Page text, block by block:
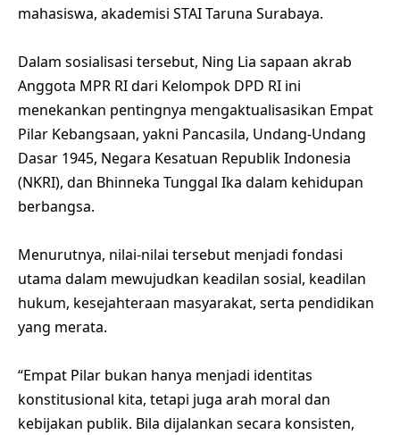
mahasiswa, akademisi STAI Taruna Surabaya.
Dalam sosialisasi tersebut, Ning Lia sapaan akrab
Anggota MPR RI dari Kelompok DPD RI ini
menekankan pentingnya mengaktualisasikan Empat
Pilar Kebangsaan, yakni Pancasila, Undang-Undang
Dasar 1945, Negara Kesatuan Republik Indonesia
(NKRI), dan Bhinneka Tunggal Ika dalam kehidupan
berbangsa.
Menurutnya, nilai-nilai tersebut menjadi fondasi
utama dalam mewujudkan keadilan sosial, keadilan
hukum, kesejahteraan masyarakat, serta pendidikan
yang merata.
“Empat Pilar bukan hanya menjadi identitas
konstitusional kita, tetapi juga arah moral dan
kebijakan publik. Bila dijalankan secara konsisten,